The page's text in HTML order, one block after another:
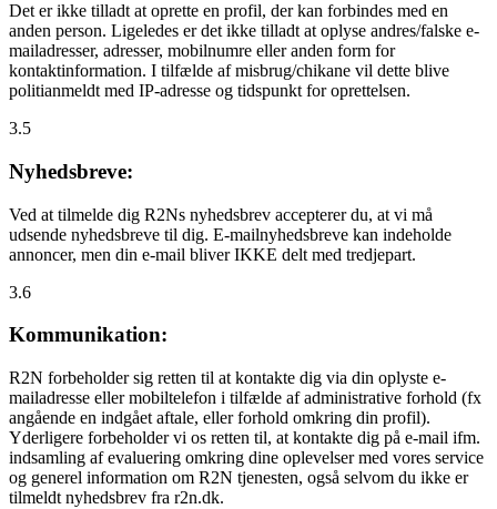
Det er ikke tilladt at oprette en profil, der kan forbindes med en
anden person. Ligeledes er det ikke tilladt at oplyse andres/falske e-
mailadresser, adresser, mobilnumre eller anden form for
kontaktinformation. I tilfælde af misbrug/chikane vil dette blive
politianmeldt med IP-adresse og tidspunkt for oprettelsen.
3.5
Nyhedsbreve:
Ved at tilmelde dig R2Ns nyhedsbrev accepterer du, at vi må
udsende nyhedsbreve til dig. E-mailnyhedsbreve kan indeholde
annoncer, men din e-mail bliver IKKE delt med tredjepart.
3.6
Kommunikation:
R2N forbeholder sig retten til at kontakte dig via din oplyste e-
mailadresse eller mobiltelefon i tilfælde af administrative forhold (fx
angående en indgået aftale, eller forhold omkring din profil).
Yderligere forbeholder vi os retten til, at kontakte dig på e-mail ifm.
indsamling af evaluering omkring dine oplevelser med vores service
og generel information om R2N tjenesten, også selvom du ikke er
tilmeldt nyhedsbrev fra r2n.dk.